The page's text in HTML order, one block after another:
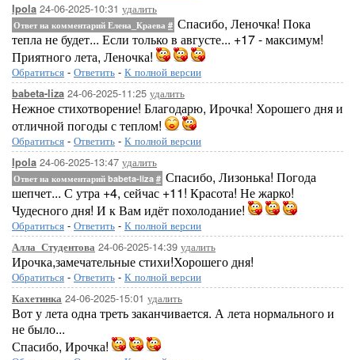
Ipola 24-06-2025-10:31 удалить
Ответ на комментарий Елена_Краева # Спасибо, Леночка! Пока
тепла не будет... Если только в августе... +17 - максимум!
Приятного лета, Леночка!
Обратиться - Ответить - К полной версии
babeta-liza 24-06-2025-11:25 удалить
Нежное стихотворение! Благодарю, Ирочка! Хорошего дня и
отличной погоды с теплом!
Обратиться - Ответить - К полной версии
Ipola 24-06-2025-13:47 удалить
Ответ на комментарий babeta-liza # Спасибо, Лизонька! Погода
шепчет... С утра +4, сейчас +11! Красота! Не жарко!
Чудесного дня! И к Вам идёт похолодание!
Обратиться - Ответить - К полной версии
Алла_Студентова 24-06-2025-14:39 удалить
Ирочка,замечательные стихи!Хорошего дня!
Обратиться - Ответить - К полной версии
Кахетинка 24-06-2025-15:01 удалить
Вот у лета одна треть заканчивается. А лета нормального и
не было...
Спасибо, Ирочка!